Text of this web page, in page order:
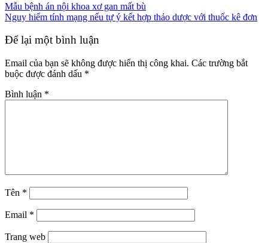
Mẫu bệnh án nội khoa xơ gan mất bù
Nguy hiểm tính mạng nếu tự ý kết hợp thảo dược với thuốc kê đơn
Để lại một bình luận
Email của bạn sẽ không được hiển thị công khai. Các trường bắt
buộc được đánh dấu *
Bình luận *
Tên *
Email *
Trang web